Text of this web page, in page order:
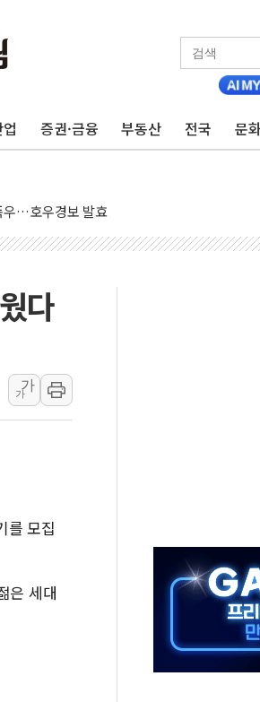
증권·금융 부동산 전국 문
3.5m 높은 물결
대응기구 가동
고립…전원 구조
스 유성우 관측
부 조사
…체감온도 38도 넘으면 중단
비...가뭄 해소될 듯
칙 뒤집는 것"
곳 소나기
들 '범죄 사각지대' 우려
규제단체' 타진
상 가능성 낮아지며 상승… STOXX 600 지
다
가
가
를 모집
은 세대